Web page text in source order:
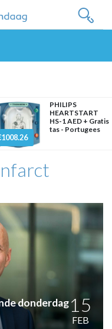
PHILIPS
HEARTSTART
HS-1 AED + Gratis
tas - Portugees
donderdag15
FEB